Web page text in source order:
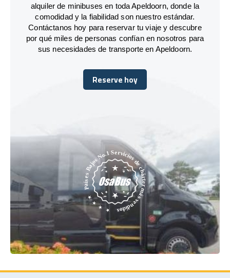
alquiler de minibuses en toda Apeldoorn, donde la
comodidad y la fiabilidad son nuestro estándar.
Contáctanos hoy para reservar tu viaje y descubre
por qué miles de personas confían en nosotros para
sus necesidades de transporte en Apeldoorn.
Reserve hoy
Reserve hoy